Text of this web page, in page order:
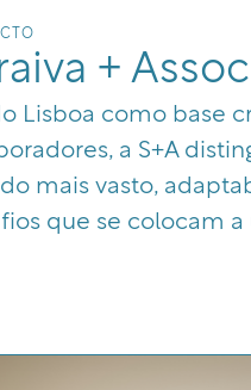
+
Lisboa como base
a S+A
mais vasto,
que se colocam